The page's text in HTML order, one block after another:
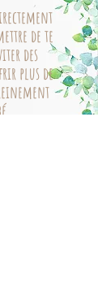
de te
des
plus de